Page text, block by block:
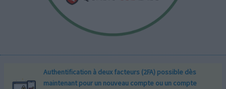
Authentification à deux facteurs (2FA) possible dès
maintenant pour un nouveau compte ou un compte